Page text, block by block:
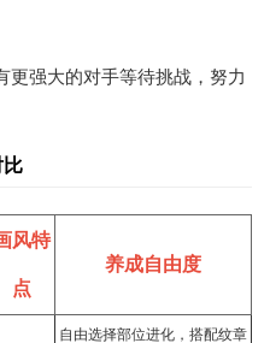
更强大的对手等待挑战，努力
比
风特
点
养成自由度
自由选择部位进化，搭配纹章